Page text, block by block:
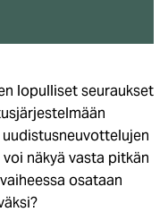
lopulliset seuraukset
näkyä vasta pitkän
osataan